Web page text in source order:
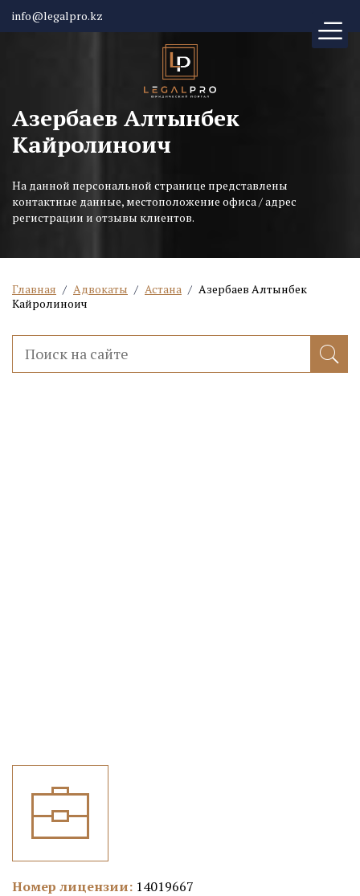
info@legalpro.kz
Азербаев Алтынбек
Кайролиноич
На данной персональной странице представлены
контактные данные, местоположение офиса / адрес
регистрации и отзывы клиентов.
Главная / Адвокаты / Астана / Азербаев Алтынбек
Кайролиноич
Номер лицензии: 14019667